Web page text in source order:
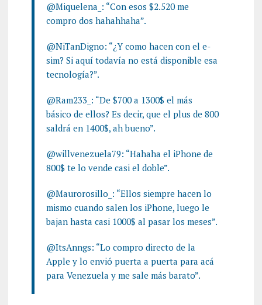
@Miquelena_: “Con esos $2.520 me
compro dos hahahhaha”.
@NiTanDigno: “¿Y como hacen con el e-
sim? Si aquí todavía no está disponible esa
tecnología?”.
@Ram233_: “De $700 a 1300$ el más
básico de ellos? Es decir, que el plus de 800
saldrá en 1400$, ah bueno”.
@willvenezuela79: “Hahaha el iPhone de
800$ te lo vende casi el doble”.
@Maurorosillo_: “Ellos siempre hacen lo
mismo cuando salen los iPhone, luego le
bajan hasta casi 1000$ al pasar los meses”.
@ItsAnngs: “Lo compro directo de la
Apple y lo envió puerta a puerta para acá
para Venezuela y me sale más barato”.